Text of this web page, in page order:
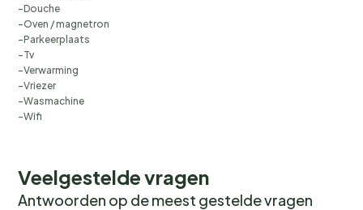
Douche
Oven / magnetron
Parkeerplaats
Tv
Verwarming
Vriezer
Wasmachine
Wifi
Veelgestelde vragen
Antwoorden op de meest gestelde vragen